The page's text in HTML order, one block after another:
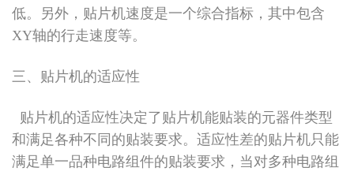
低。另外，贴片机速度是一个综合指标，其中包含
XY轴的行走速度等。
三、贴片机的适应性
贴片机的适应性决定了贴片机能贴装的元器件类型
和满足各种不同的贴装要求。适应性差的贴片机只能
满足单一品种电路组件的贴装要求，当对多种电路组